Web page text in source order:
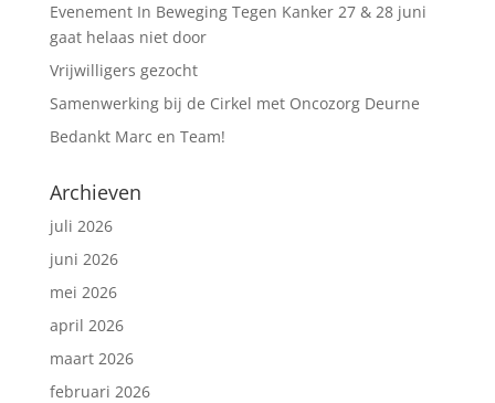
Evenement In Beweging Tegen Kanker 27 & 28 juni
gaat helaas niet door
Vrijwilligers gezocht
Samenwerking bij de Cirkel met Oncozorg Deurne
Bedankt Marc en Team!
Archieven
juli 2026
juni 2026
mei 2026
april 2026
maart 2026
februari 2026